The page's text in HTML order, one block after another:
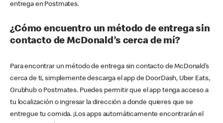
entrega en Postmates.
¿Cómo encuentro un método de entrega sin
contacto de McDonald’s cerca de mí?
Para encontrar un método de entrega sin contacto de McDonald’s
cerca de ti, simplemente descarga el app de DoorDash, Uber Eats,
Grubhub o Postmates. Puedes permitir que el app tenga acceso a
tu localización o ingresar la dirección a donde quieres que se
entregue tu comida. ¡Los apps automáticamente encontrarán el